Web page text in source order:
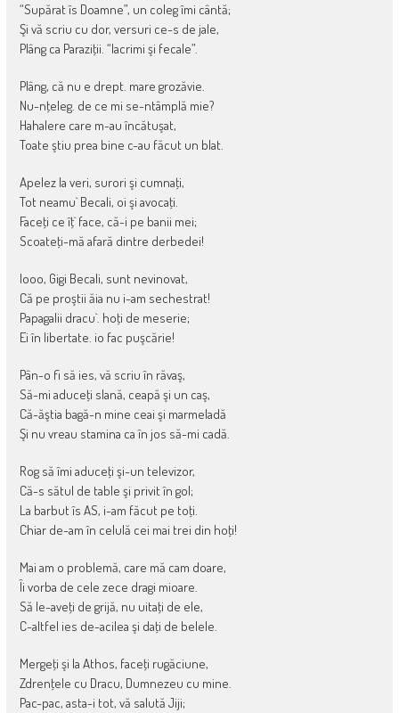
“Supărat îs Doamne”, un coleg îmi cântă;
Şi vă scriu cu dor, versuri ce-s de jale,
Plâng ca Paraziţii. “lacrimi şi fecale”.
Plâng, că nu e drept. mare grozăvie.
Nu-nţeleg. de ce mi se-ntâmplă mie?
Hahalere care m-au încătuşat,
Toate ştiu prea bine c-au făcut un blat.
Apelez la veri, surori şi cumnaţi,
Tot neamu` Becali, oi şi avocaţi.
Faceţi ce îţ` face, că-i pe banii mei;
Scoateţi-mă afară dintre derbedei!
Iooo, Gigi Becali, sunt nevinovat,
Că pe proştii ăia nu i-am sechestrat!
Papagalii dracu`. hoţi de meserie;
Ei în libertate. io fac puşcărie!
Pân-o fi să ies, vă scriu în răvaş,
Să-mi aduceţi slană, ceapă şi un caş,
Că-ăştia bagă-n mine ceai şi marmeladă
Şi nu vreau stamina ca în jos să-mi cadă.
Rog să îmi aduceţi şi-un televizor,
Că-s sătul de table şi privit în gol;
La barbut îs AS, i-am făcut pe toţi.
Chiar de-am în celulă cei mai trei din hoţi!
Mai am o problemă, care mă cam doare,
Îi vorba de cele zece dragi mioare.
Să le-aveţi de grijă, nu uitaţi de ele,
C-altfel ies de-acilea şi daţi de belele.
Mergeţi şi la Athos, faceţi rugăciune,
Zdrenţele cu Dracu, Dumnezeu cu mine.
Pac-pac, asta-i tot, vă salută Jiji;